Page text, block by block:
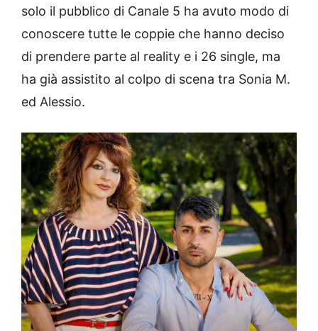
solo il pubblico di Canale 5 ha avuto modo di
conoscere tutte le coppie che hanno deciso
di prendere parte al reality e i 26 single, ma
ha già assistito al colpo di scena tra Sonia M.
ed Alessio.